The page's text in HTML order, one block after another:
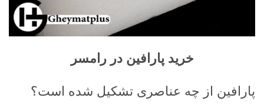
خرید پارافین در رامسر
پارافین از چه عناصری تشکیل شده است؟